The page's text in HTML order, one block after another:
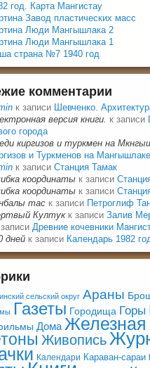
год. Карта Мангистау
Завод пластических масс
Люди Мангышлака 2
Люди Мангышлака 1
страна №7 1940 год
комментарии
к записи Шевченко.
версия книги. к записи
города
киргизов и туркмен на
и Туркменов на Мангышлаке
к записи Станция Тамак
координаты к записи
координаты к записи
тас к записи Петроглиф
Култукк записи Залив
Древние кочевники
дней к записи Календарь 1982
сельский округ Араны
Газеты Городища Горы
Дома Железная
Живопись
Календари Караван-сараи